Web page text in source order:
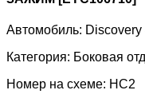
Автомобиль:
Категория: Боковая
Номер на схеме: HC2